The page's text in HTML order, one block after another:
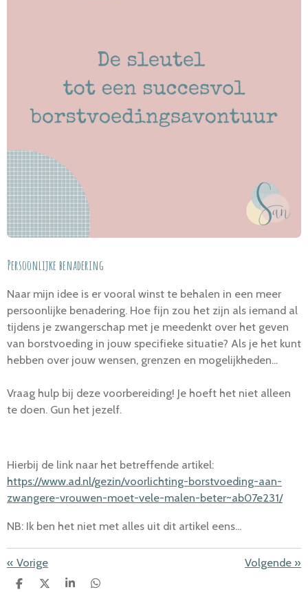
Persoonlijke benadering
Naar mijn idee is er vooral winst te behalen in een meer
persoonlijke benadering. Hoe fijn zou het zijn als iemand al
tijdens je zwangerschap met je meedenkt over het geven
van borstvoeding in jouw specifieke situatie? Als je het kunt
hebben over jouw wensen, grenzen en mogelijkheden...
Vraag hulp bij deze voorbereiding! Je hoeft het niet alleen
te doen. Gun het jezelf.
Hierbij de link naar het betreffende artikel:
https://www.ad.nl/gezin/voorlichting-borstvoeding-aan-
zwangere-vrouwen-moet-vele-malen-beter~ab07e231/
NB: Ik ben het niet met alles uit dit artikel eens...
« Vorige Volgende »
D
D
S
D